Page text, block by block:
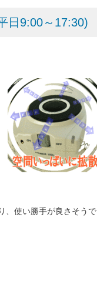
日9:00～17:30)
、使い勝手が良さそうで